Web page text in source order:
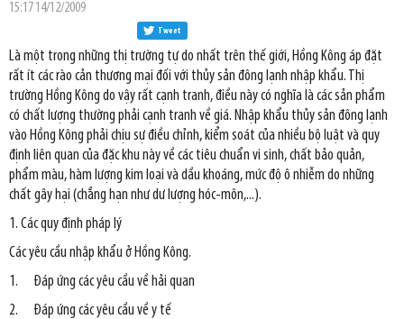
15:17 14/12/2009
Tweet
Là một trong những thị trường tự do nhất trên thế giới, Hồng Kông áp đặt
rất ít các rào cản thương mại đối với thủy sản đông lạnh nhập khẩu. Thị
trường Hồng Kông do vậy rất cạnh tranh, điều này có nghĩa là các sản phẩm
có chất lượng thường phải cạnh tranh về giá. Nhập khẩu thủy sản đông lạnh
vào Hồng Kông phải chịu sự điều chỉnh, kiểm soát của nhiều bộ luật và quy
định liên quan của đặc khu này về các tiêu chuẩn vi sinh, chất bảo quản,
phẩm màu, hàm lượng kim loại và dầu khoáng, mức độ ô nhiễm do những
chất gây hại (chẳng hạn như dư lượng hóc-môn,...).
1. Các quy định pháp lý
Các yêu cầu nhập khẩu ở Hồng Kông.
1. Đáp ứng các yêu cầu về hải quan
2. Đáp ứng các yêu cầu về y tế